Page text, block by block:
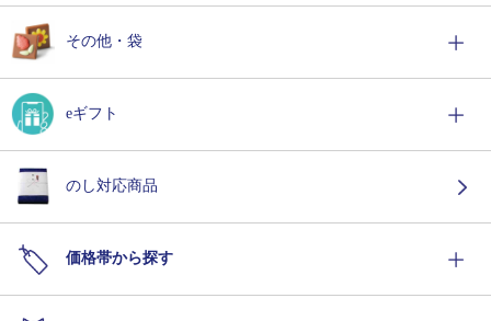
その他・袋
eギフト
のし対応商品
価格帯から探す